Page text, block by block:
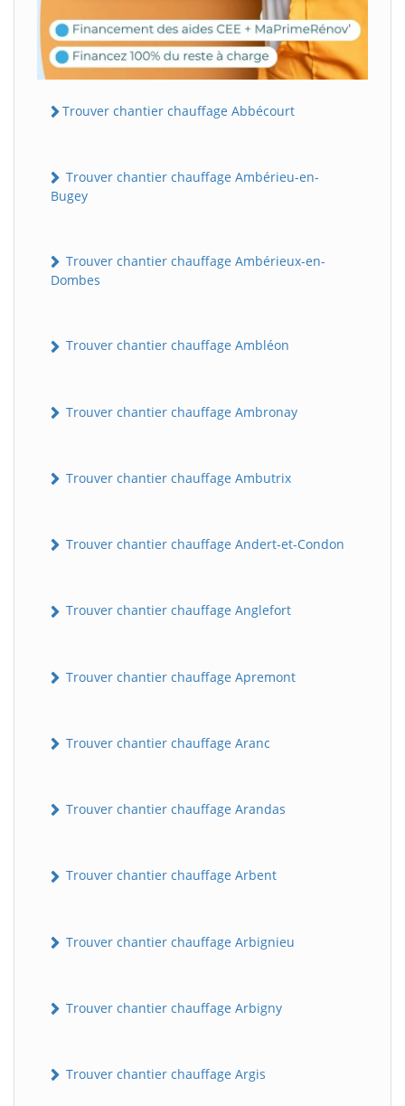
Trouver chantier chauffage Abbécourt
Trouver chantier chauffage Ambérieu-en-
Bugey
Trouver chantier chauffage Ambérieux-en-
Dombes
Trouver chantier chauffage Ambléon
Trouver chantier chauffage Ambronay
Trouver chantier chauffage Ambutrix
Trouver chantier chauffage Andert-et-Condon
Trouver chantier chauffage Anglefort
Trouver chantier chauffage Apremont
Trouver chantier chauffage Aranc
Trouver chantier chauffage Arandas
Trouver chantier chauffage Arbent
Trouver chantier chauffage Arbignieu
Trouver chantier chauffage Arbigny
Trouver chantier chauffage Argis